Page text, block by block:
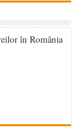
în România